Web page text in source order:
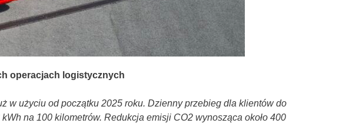
operacjach logistycznych
w użyciu od początku 2025 roku. Dzienny przebieg dla klientów do
na 100 kilometrów. Redukcja emisji CO2 wynosząca około 400